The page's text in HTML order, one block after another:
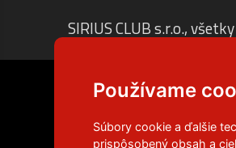
Používame
Súbory cookie a ďalšie
prispôsobený obsah a
SIRIUS CLUB s.r.o.,